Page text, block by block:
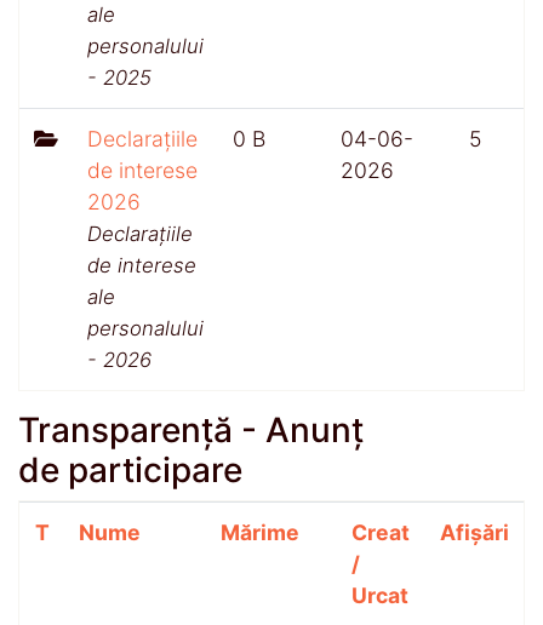
ale
personalului
- 2025
Declarațiile
de interese
2026
Declarațiile
de interese
ale
personalului
- 2026
0 B
04-06-
2026
5
Transparență - Anunț
de participare
T Nume Mărime
Creat
/
Urcat
Afișări